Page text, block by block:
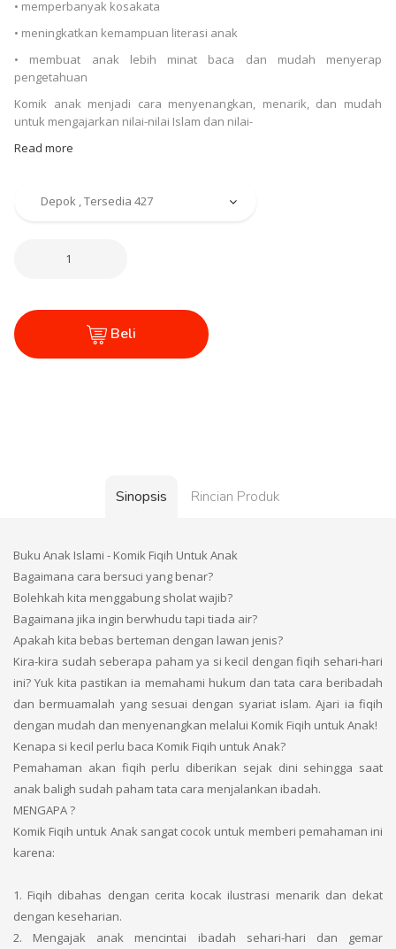
• memperbanyak kosakata
• meningkatkan kemampuan literasi anak
• membuat anak lebih minat baca dan mudah menyerap
pengetahuan
Komik anak menjadi cara menyenangkan, menarik, dan mudah
untuk mengajarkan nilai-nilai Islam dan nilai-
Read more
Beli
Sinopsis Rincian Produk
Buku Anak Islami - Komik Fiqih Untuk Anak
Bagaimana cara bersuci yang benar?
Bolehkah kita menggabung sholat wajib?
Bagaimana jika ingin berwhudu tapi tiada air?
Apakah kita bebas berteman dengan lawan jenis?
Kira-kira sudah seberapa paham ya si kecil dengan fiqih sehari-hari
ini? Yuk kita pastikan ia memahami hukum dan tata cara beribadah
dan bermuamalah yang sesuai dengan syariat islam. Ajari ia fiqih
dengan mudah dan menyenangkan melalui Komik Fiqih untuk Anak!
Kenapa si kecil perlu baca Komik Fiqih untuk Anak?
Pemahaman akan fiqih perlu diberikan sejak dini sehingga saat
anak baligh sudah paham tata cara menjalankan ibadah.
MENGAPA ?
Komik Fiqih untuk Anak sangat cocok untuk memberi pemahaman ini
karena:
1. Fiqih dibahas dengan cerita kocak ilustrasi menarik dan dekat
dengan keseharian.
2. Mengajak anak mencintai ibadah sehari-hari dan gemar